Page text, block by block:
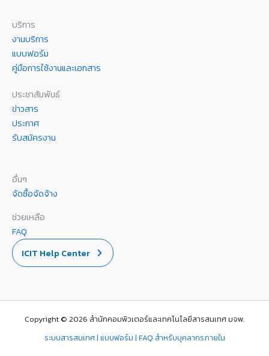
บริการ
งานบริการ
แบบฟอร์ม
คู่มือการใช้งานและเอกสาร
ประชาสัมพันธ์
ข่าวสาร
ประกาศ
รับสมัครงาน
อื่นๆ
จัดซื้อจัดจ้าง
ช่วยเหลือ
FAQ
ICIT Help Center
Copyright © 2026 สำนักคอมพิวเตอร์และเทคโนโลยีสารสนเทศ มจพ.
ระบบสารสนเทศ | แบบฟอร์ม | FAQ สำหรับบุคลากรภายใน